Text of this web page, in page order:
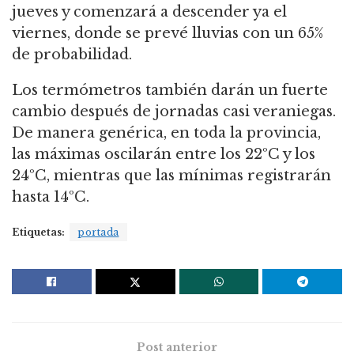
jueves y comenzará a descender ya el
viernes, donde se prevé lluvias con un 65%
de probabilidad.
Los termómetros también darán un fuerte
cambio después de jornadas casi veraniegas.
De manera genérica, en toda la provincia,
las máximas oscilarán entre los 22ºC y los
24ºC, mientras que las mínimas registrarán
hasta 14ºC.
Etiquetas: portada
Post anterior